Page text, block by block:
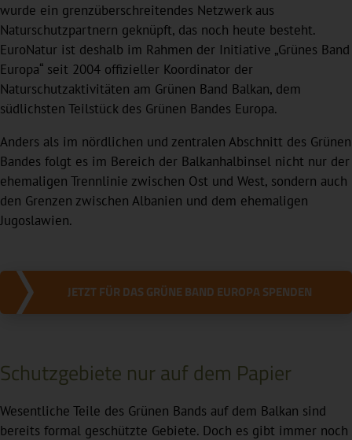
wurde ein grenzüberschreitendes Netzwerk aus
Naturschutzpartnern geknüpft, das noch heute besteht.
EuroNatur ist deshalb im Rahmen der Initiative „Grünes Band
Europa“ seit 2004 offizieller Koordinator der
Naturschutzaktivitäten am Grünen Band Balkan, dem
südlichsten Teilstück des Grünen Bandes Europa.
Anders als im nördlichen und zentralen Abschnitt des Grünen
Bandes folgt es im Bereich der Balkanhalbinsel nicht nur der
ehemaligen Trennlinie zwischen Ost und West, sondern auch
den Grenzen zwischen Albanien und dem ehemaligen
Jugoslawien.
JETZT FÜR DAS GRÜNE BAND EUROPA SPENDEN
Schutzgebiete nur auf dem Papier
Wesentliche Teile des Grünen Bands auf dem Balkan sind
bereits formal geschützte Gebiete. Doch es gibt immer noch